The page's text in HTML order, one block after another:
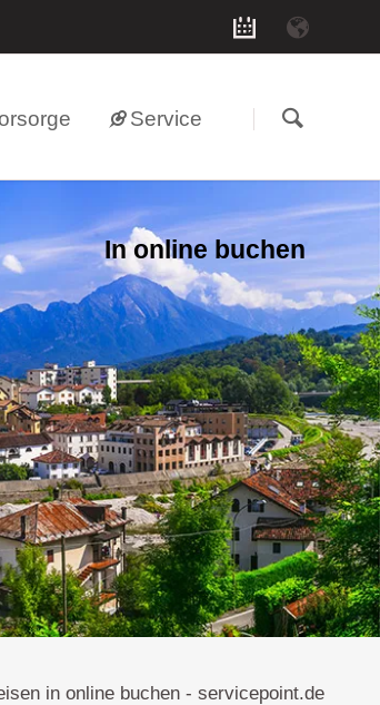
Service
In online buchen
in online buchen - servicepoint.de